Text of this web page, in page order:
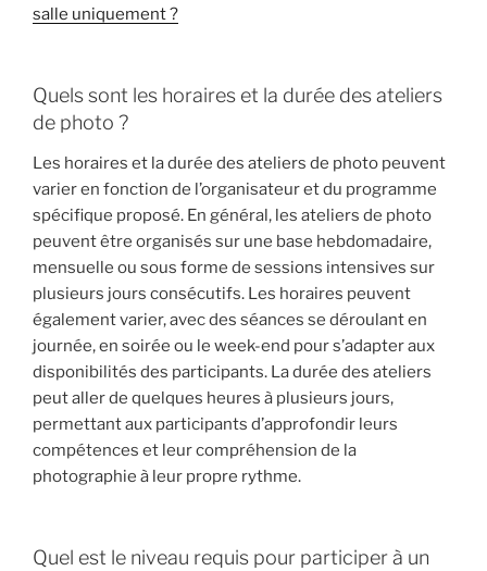
salle uniquement ?
Quels sont les horaires et la durée des ateliers
de photo ?
Les horaires et la durée des ateliers de photo peuvent
varier en fonction de l’organisateur et du programme
spécifique proposé. En général, les ateliers de photo
peuvent être organisés sur une base hebdomadaire,
mensuelle ou sous forme de sessions intensives sur
plusieurs jours consécutifs. Les horaires peuvent
également varier, avec des séances se déroulant en
journée, en soirée ou le week-end pour s’adapter aux
disponibilités des participants. La durée des ateliers
peut aller de quelques heures à plusieurs jours,
permettant aux participants d’approfondir leurs
compétences et leur compréhension de la
photographie à leur propre rythme.
Quel est le niveau requis pour participer à un